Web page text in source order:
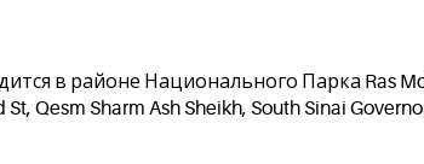
в районе Национального Парка Ras
St, Qesm Sharm Ash Sheikh, South Sinai